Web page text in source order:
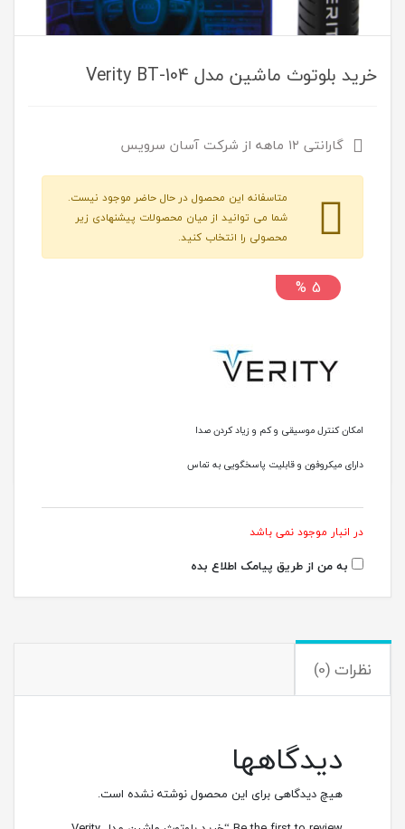
خرید بلوتوث ماشین مدل Verity BT-104
گارانتی ۱۲ ماهه از شرکت آسان سرویس
متاسفانه این محصول در حال حاضر موجود نیست.
شما می توانید از میان محصولات پیشنهادی زیر
محصولی را انتخاب کنید.
5 %
امکان کنترل موسیقی و کم و زیاد کردن صدا
دارای میکروفون و قابلیت پاسخگویی به تماس
در انبار موجود نمی باشد
به من از طریق پیامک اطلاع بده
نظرات (0)
دیدگاهها
هیچ دیدگاهی برای این محصول نوشته نشده است.